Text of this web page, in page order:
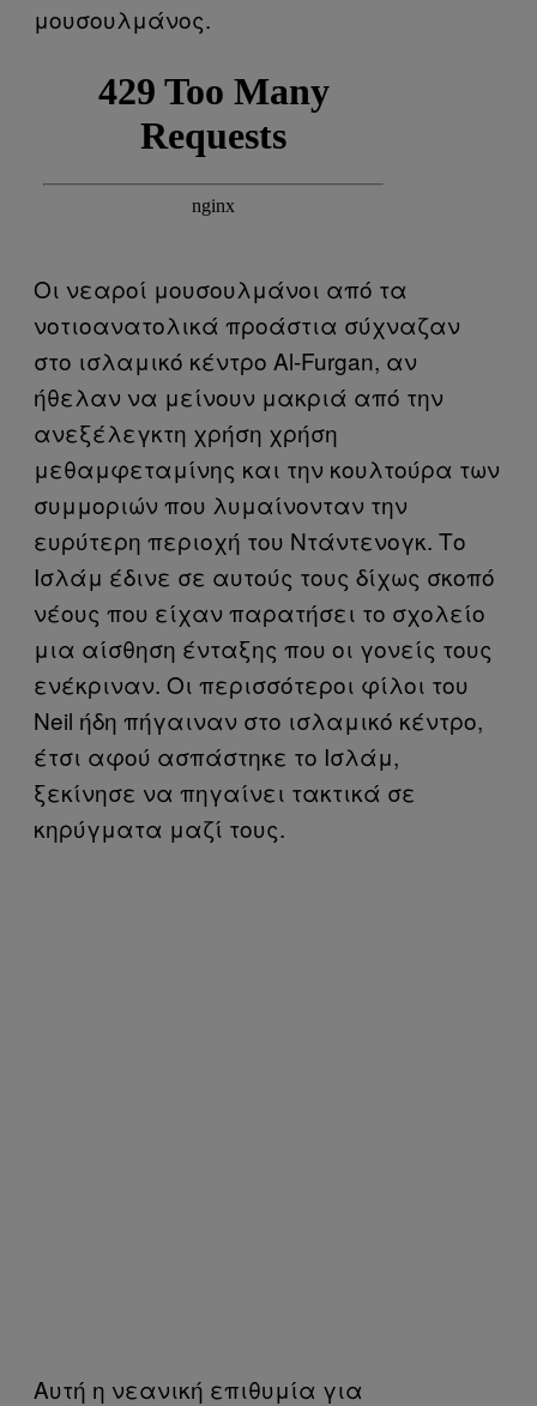
μουσουλμάνος.
Οι νεαροί μουσουλμάνοι από τα
νοτιοανατολικά προάστια σύχναζαν
στο ισλαμικό κέντρο Al-Furgan, αν
ήθελαν να μείνουν μακριά από την
ανεξέλεγκτη χρήση χρήση
μεθαμφεταμίνης και την κουλτούρα των
συμμοριών που λυμαίνονταν την
ευρύτερη περιοχή του Ντάντενογκ. Το
Ισλάμ έδινε σε αυτούς τους δίχως σκοπό
νέους που είχαν παρατήσει το σχολείο
μια αίσθηση ένταξης που οι γονείς τους
ενέκριναν. Οι περισσότεροι φίλοι του
Neil ήδη πήγαιναν στο ισλαμικό κέντρο,
έτσι αφού ασπάστηκε το Ισλάμ,
ξεκίνησε να πηγαίνει τακτικά σε
κηρύγματα μαζί τους.
Αυτή η νεανική επιθυμία για